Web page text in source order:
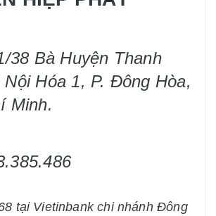
38 Bà Huyện Thanh
Nội Hóa 1, P. Đông Hòa,
Minh.
tại Vietinbank chi nhánh Đông